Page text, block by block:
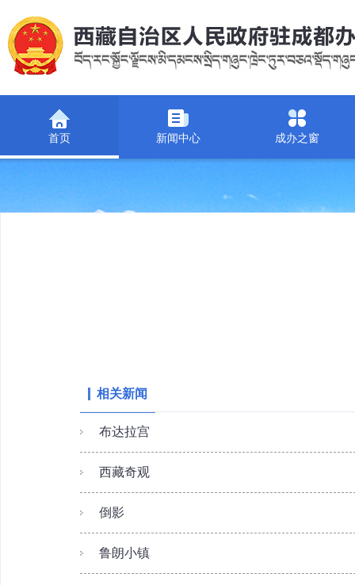
首页 新闻中心 成办之窗
相关新闻
布达拉宫
西藏奇观
倒影
鲁朗小镇